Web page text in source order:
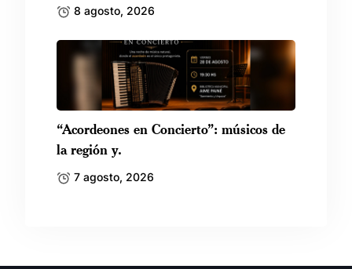
8 agosto, 2026
“Acordeones en Concierto”: músicos de
la región y.
7 agosto, 2026